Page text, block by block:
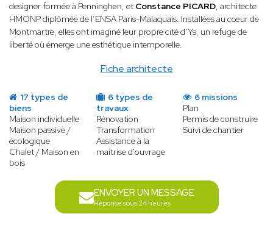
Fiche architecte
designer formée à Penninghen, et Constance PICARD, architecte
HMONP diplômée de l’ENSA Paris-Malaquais. Installées au cœur de
Montmartre, elles ont imaginé leur propre cité d’Ys, un refuge de
liberté où émerge une esthétique intemporelle.
17 types de
biens
Maison individuelle
Maison passive /
écologique
Chalet / Maison en
bois
6 types de
travaux
Rénovation
Transformation
Assistance à la
maitrise d'ouvrage
6 missions
Plan
Permis de construire
Suivi de chantier
ENVOYER UN MESSAGE
Réponse sous 24 heures